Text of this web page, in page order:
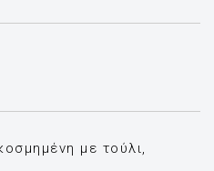
με τούλι,